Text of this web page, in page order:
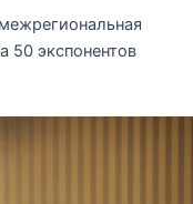
50 экспонентов